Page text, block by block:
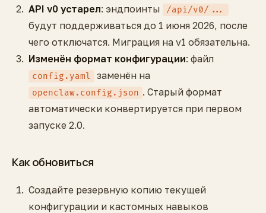
API v0 устарел: эндпоинты /api/v0/...
будут поддерживаться до 1 июня 2026, после
чего отключатся. Миграция на v1 обязательна.
Изменён формат конфигурации: файл
config.yaml заменён на
openclaw.config.json . Старый формат
автоматически конвертируется при первом
запуске 2.0.
Как обновиться
Создайте резервную копию текущей
конфигурации и кастомных навыков